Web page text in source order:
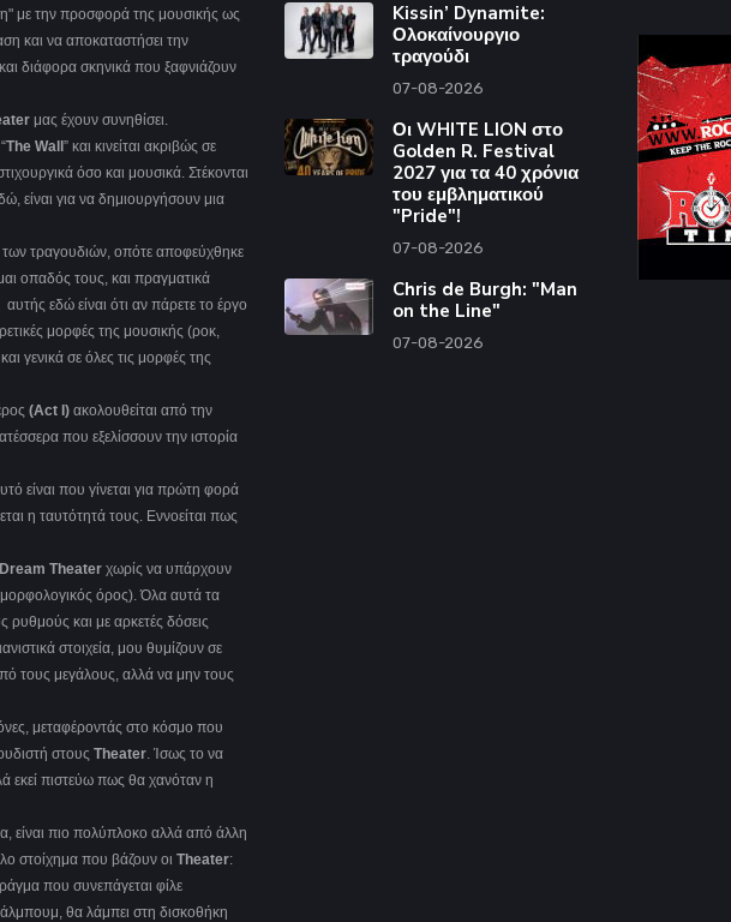
με την προσφορά της μουσικής ως
και να αποκαταστήσει την
διάφορα σκηνικά που ξαφνιάζουν
μας έχουν συνηθίσει.
The Wall ” και κινείται ακριβώς σε
όσο και μουσικά. Στέκονται
είναι για να δημιουργήσουν μια
των τραγουδιών, οπότε αποφεύχθηκε
οπαδός τους, και πραγματικά
εδώ είναι ότι αν πάρετε το έργο
μορφές της μουσικής (ροκ,
και γενικά σε όλες τις μορφές της
(Act ) ακολουθείται από την
που εξελίσσουν την ιστορία
είναι που γίνεται για πρώτη φορά
η ταυτότητά τους. Εννοείται πως
Dream Theater χωρίς να υπάρχουν
(μορφολογικός όρος). Όλα αυτά τα
ρυθμούς και με αρκετές δόσεις
στοιχεία, μου θυμίζουν σε
τους μεγάλους, αλλά να μην τους
μεταφέροντάς στο κόσμο που
στους Theater. Ίσως το να
εκεί πιστεύω πως θα χανόταν η
είναι πιο πολύπλοκο αλλά από άλλη
στοίχημα που βάζουν οι Theater:
που συνεπάγεται φίλε
θα λάμπει στη δισκοθήκη
Kissin’ Dynamite:
Ολοκαίνουργιο
τραγούδι
07-08-2026
Οι WHITE LION στο
Golden R. Festival
2027 για τα 40 χρόνια
του εμβληματικού
"Pride"!
07-08-2026
Chris de Burgh: "Man
on the Line"
07-08-2026